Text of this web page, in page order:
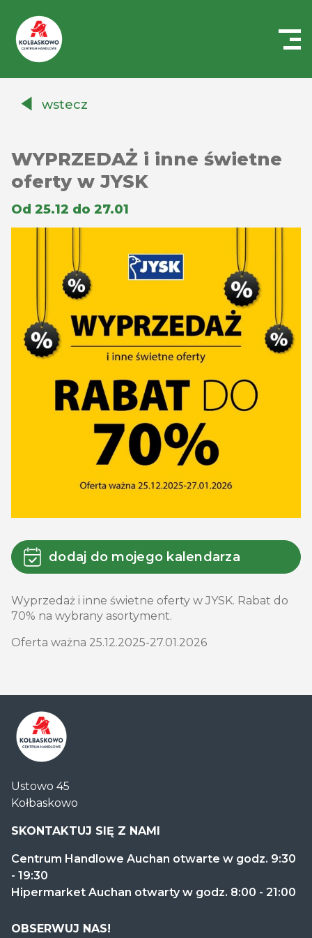
Auchanwstecz
WYPRZEDAŻ i inne świetne
oferty w JYSK
Od 25.12 do 27.01
dodaj do mojego kalendarza
Wyprzedaż i inne świetne oferty w JYSK. Rabat do
70% na wybrany asortyment.
Oferta ważna 25.12.2025-27.01.2026
Handlowe
Auchan
Kołbaskowo
Ustowo 45
Kołbaskowo
SKONTAKTUJ SIĘ Z NAMI
Centrum Handlowe Auchan otwarte w godz. 9:30
- 19:30
Hipermarket Auchan otwarty w godz. 8:00 - 21:00
OBSERWUJ NAS!